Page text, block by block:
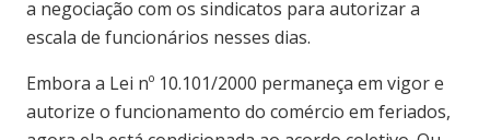
a negociação com os sindicatos para autorizar a
escala de funcionários nesses dias.
Embora a Lei nº 10.101/2000 permaneça em vigor e
autorize o funcionamento do comércio em feriados,